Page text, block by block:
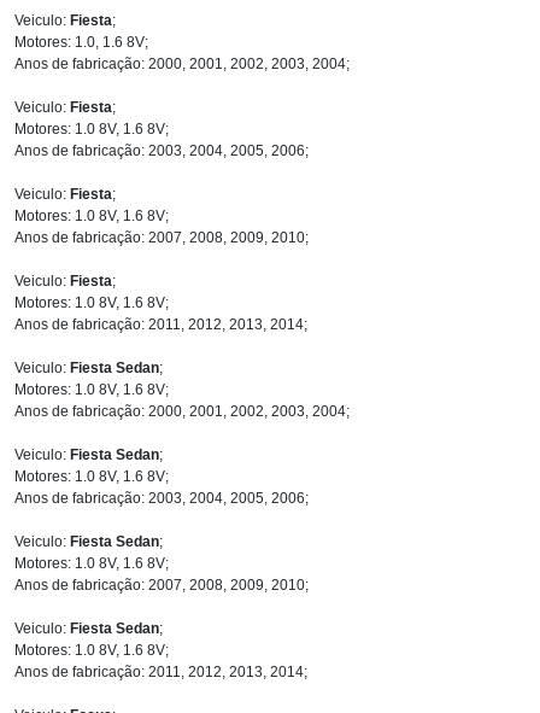
Veiculo: Fiesta;
Motores: 1.0, 1.6 8V;
Anos de fabricação: 2000, 2001, 2002, 2003, 2004;
Veiculo: Fiesta;
Motores: 1.0 8V, 1.6 8V;
Anos de fabricação: 2003, 2004, 2005, 2006;
Veiculo: Fiesta;
Motores: 1.0 8V, 1.6 8V;
Anos de fabricação: 2007, 2008, 2009, 2010;
Veiculo: Fiesta;
Motores: 1.0 8V, 1.6 8V;
Anos de fabricação: 2011, 2012, 2013, 2014;
Veiculo: Fiesta Sedan;
Motores: 1.0 8V, 1.6 8V;
Anos de fabricação: 2000, 2001, 2002, 2003, 2004;
Veiculo: Fiesta Sedan;
Motores: 1.0 8V, 1.6 8V;
Anos de fabricação: 2003, 2004, 2005, 2006;
Veiculo: Fiesta Sedan;
Motores: 1.0 8V, 1.6 8V;
Anos de fabricação: 2007, 2008, 2009, 2010;
Veiculo: Fiesta Sedan;
Motores: 1.0 8V, 1.6 8V;
Anos de fabricação: 2011, 2012, 2013, 2014;